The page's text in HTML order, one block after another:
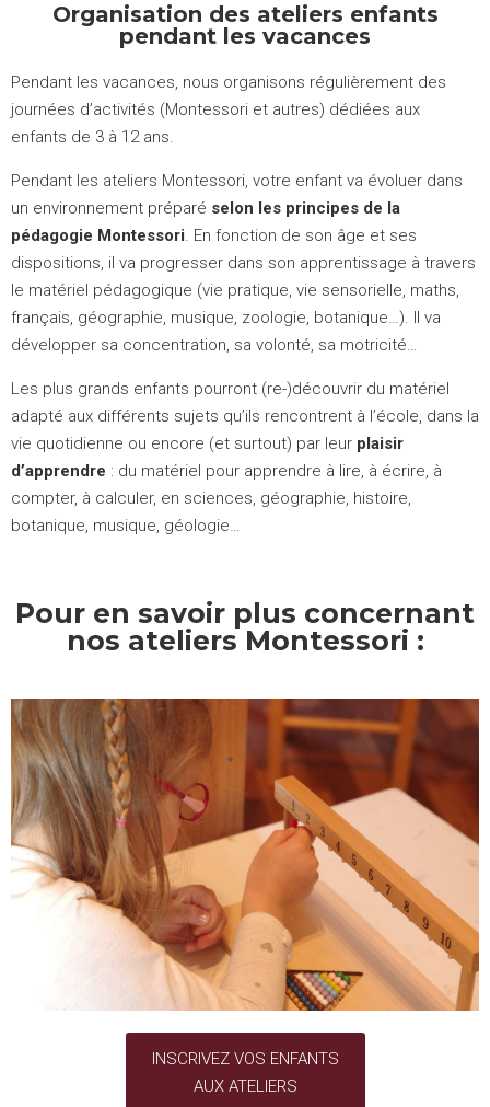
Organisation des ateliers enfants
pendant les vacances
Pendant les vacances, nous organisons régulièrement des
journées d’activités (Montessori et autres) dédiées aux
enfants de 3 à 12 ans.
Pendant les ateliers Montessori, votre enfant va évoluer dans
un environnement préparé selon les principes de la
pédagogie Montessori. En fonction de son âge et ses
dispositions, il va progresser dans son apprentissage à travers
le matériel pédagogique (vie pratique, vie sensorielle, maths,
français, géographie, musique, zoologie, botanique…). Il va
développer sa concentration, sa volonté, sa motricité…
Les plus grands enfants pourront (re-)découvrir du matériel
adapté aux différents sujets qu’ils rencontrent à l’école, dans la
vie quotidienne ou encore (et surtout) par leur plaisir
d’apprendre : du matériel pour apprendre à lire, à écrire, à
compter, à calculer, en sciences, géographie, histoire,
botanique, musique, géologie…
Pour en savoir plus concernant
nos ateliers Montessori :
INSCRIVEZ VOS ENFANTS
AUX ATELIERS